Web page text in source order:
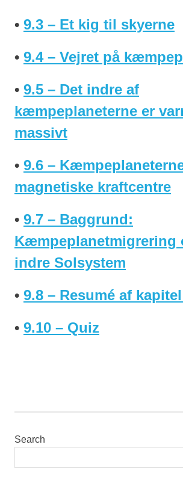
• 9.3 – Et kig til skyerne
• 9.4 – Vejret på
• 9.5 – Det indre af
kæmpeplaneterne er
massivt
• 9.6 –
magnetiske kraftcentre
• 9.7 – Baggrund:
Kæmpeplanetmigrering
indre Solsystem
• 9.8 – Resumé af
• 9.10 – Quiz
Search